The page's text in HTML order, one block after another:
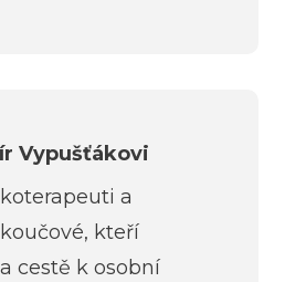
Vypušťákovi
a
kteří
cestě k osobní